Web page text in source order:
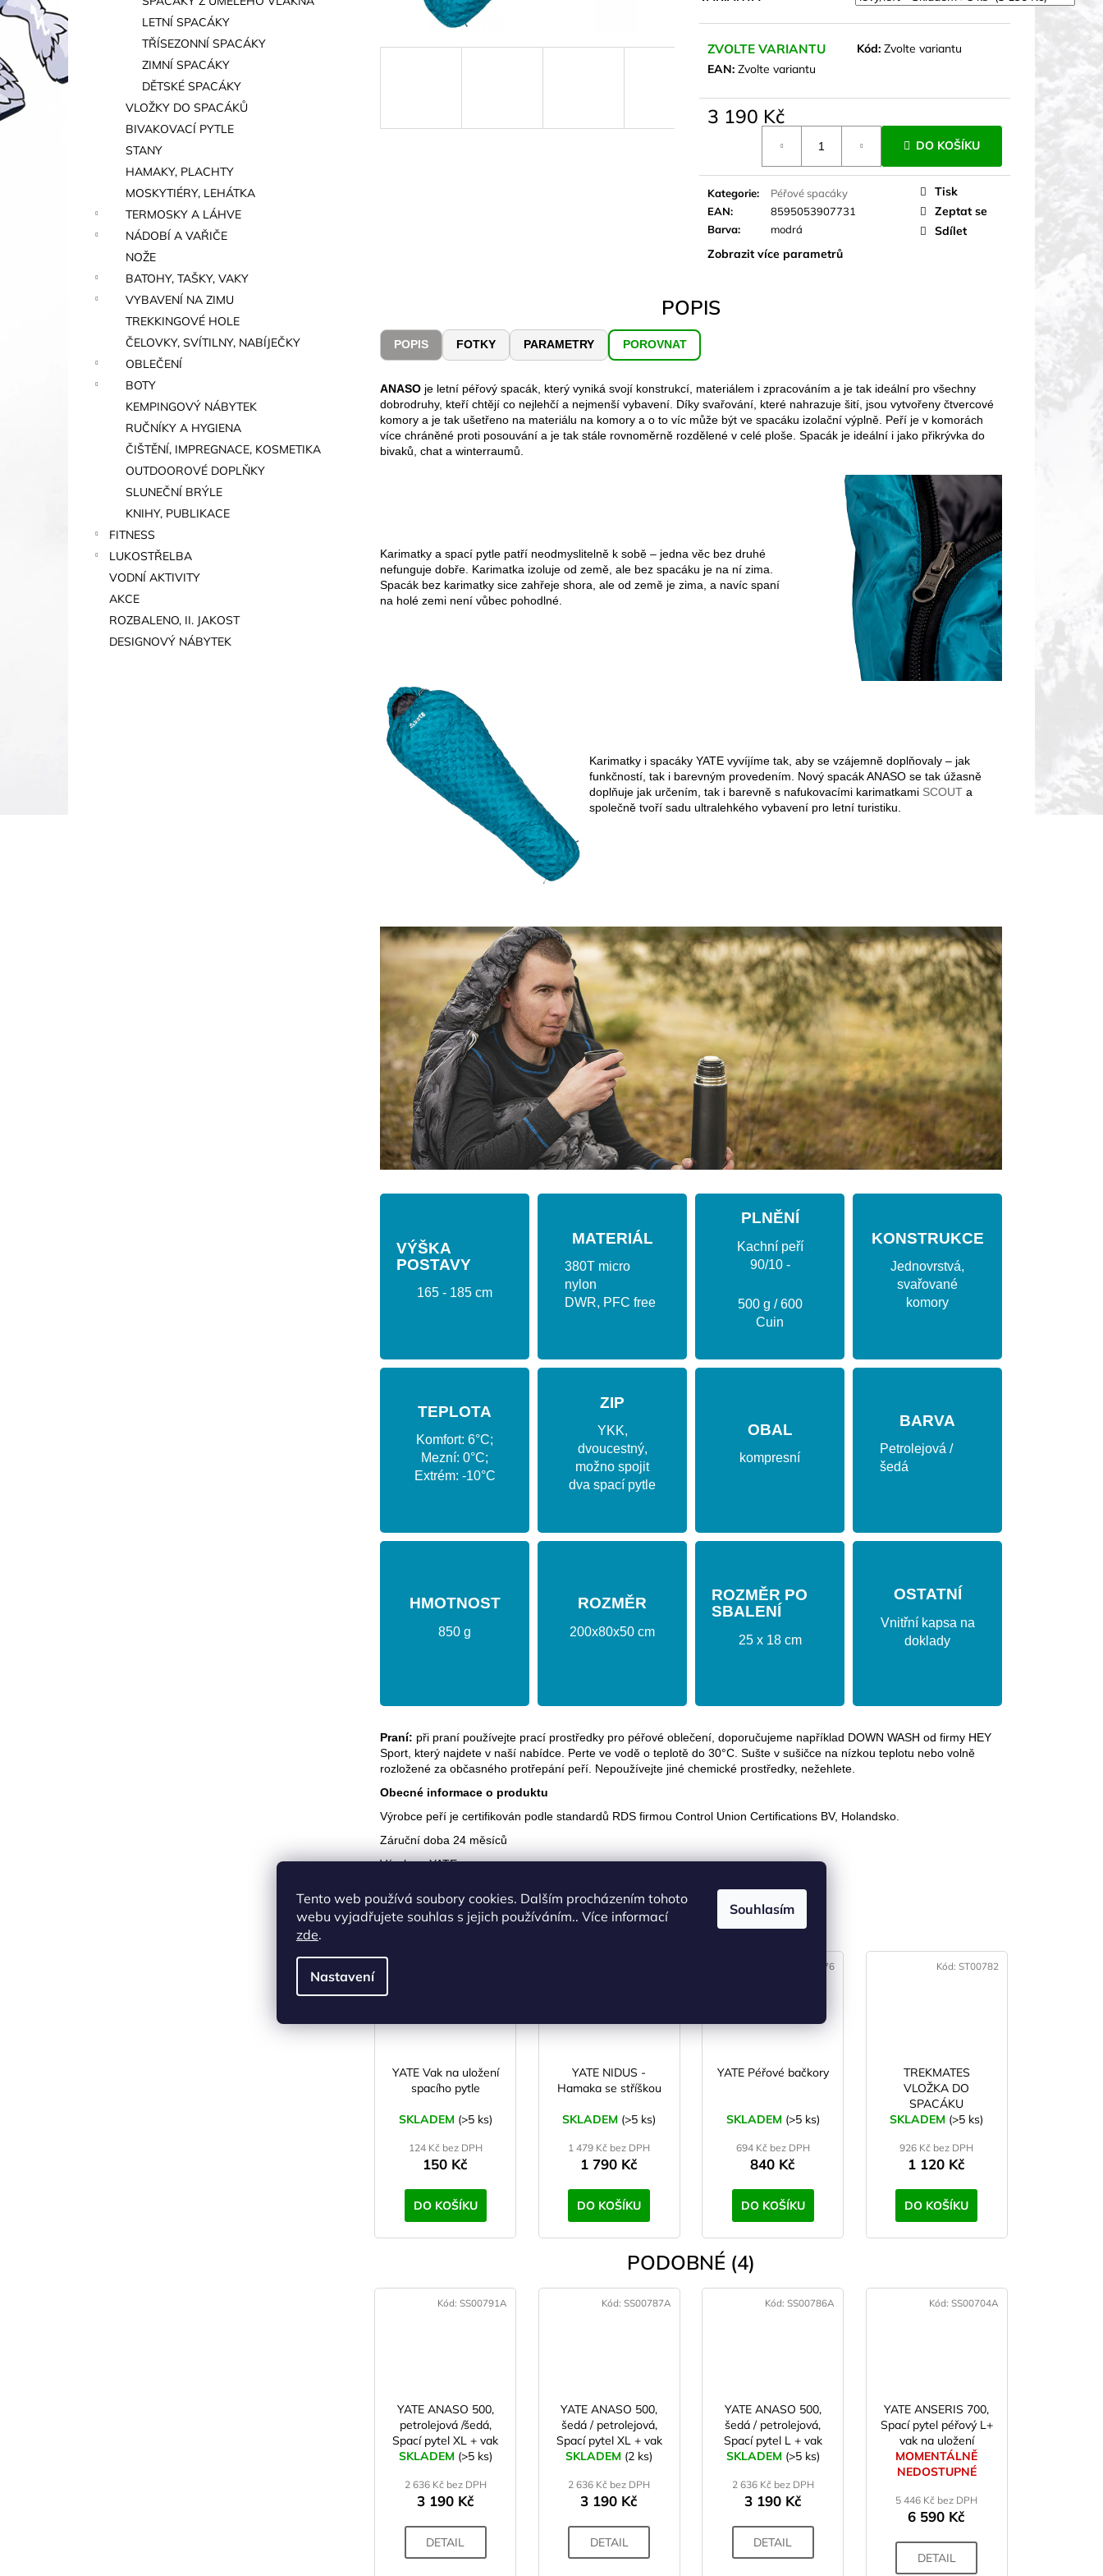
Tento web používá soubory cookies. Dalším procházením tohoto
webu vyjadřujete souhlas s jejich používáním.. Více informací
zde.
Nastavení
Souhlasím
a
n
e
l
LETNÍ SPACÁKY
TŘÍSEZONNÍ SPACÁKY
ZIMNÍ SPACÁKY
DĚTSKÉ SPACÁKY
VLOŽKY DO SPACÁKŮ
BIVAKOVACÍ PYTLE
STANY
HAMAKY, PLACHTY
MOSKYTIÉRY, LEHÁTKA
TERMOSKY A LÁHVE
NÁDOBÍ A VAŘIČE
NOŽE
BATOHY, TAŠKY, VAKY
VYBAVENÍ NA ZIMU
TREKKINGOVÉ HOLE
ČELOVKY, SVÍTILNY, NABÍJEČKY
OBLEČENÍ
BOTY
KEMPINGOVÝ NÁBYTEK
RUČNÍKY A HYGIENA
ČIŠTĚNÍ, IMPREGNACE, KOSMETIKA
OUTDOOROVÉ DOPLŇKY
SLUNEČNÍ BRÝLE
KNIHY, PUBLIKACE
FITNESS
LUKOSTŘELBA
VODNÍ AKTIVITY
AKCE
ROZBALENO, II. JAKOST
DESIGNOVÝ NÁBYTEK
ZVOLTE VARIANTU Kód: Zvolte variantu
EAN: Zvolte variantu
3 190 Kč
DO KOŠÍKU
Kategorie:
Péřové spacáky
EAN:
8595053907731
Barva: modrá
Zobrazit více parametrů
Tisk
Zeptat se
Sdílet
POPIS
POPIS FOTKY PARAMETRY POROVNAT
ANASO je letní péřový spacák, který vyniká svojí konstrukcí, materiálem i zpracováním a je tak ideální pro všechny
dobrodruhy, kteří chtějí co nejlehčí a nejmenší vybavení. Díky svařování, které nahrazuje šití, jsou vytvořeny čtvercové
komory a je tak ušetřeno na materiálu na komory a o to víc může být ve spacáku izolační výplně. Peří je v komorách
více chráněné proti posouvání a je tak stále rovnoměrně rozdělené v celé ploše. Spacák je ideální i jako přikrývka do
bivaků, chat a winterraumů.
Karimatky a spací pytle patří neodmyslitelně k sobě – jedna věc bez druhé
nefunguje dobře. Karimatka izoluje od země, ale bez spacáku je na ní zima.
Spacák bez karimatky sice zahřeje shora, ale od země je zima, a navíc spaní
na holé zemi není vůbec pohodlné.
Karimatky i spacáky YATE vyvíjíme tak, aby se vzájemně doplňovaly – jak
funkčností, tak i barevným provedením. Nový spacák ANASO se tak úžasně
doplňuje jak určením, tak i barevně s nafukovacími karimatkami SCOUTa
společně tvoří sadu ultralehkého vybavení pro letní turistiku.
VÝŠKA
POSTAVY
165 - 185 cm
MATERIÁL
380T micro
nylon
DWR, PFC free
PLNĚNÍ
Kachní peří
90/10 -
500 g / 600
Cuin
KONSTRUKCE
Jednovrstvá,
svařované
komory
TEPLOTA
Komfort: 6°C;
Mezní: 0°C;
Extrém: -10°C
ZIP
YKK,
dvoucestný,
možno spojit
dva spací pytle
OBAL
kompresní
BARVA
Petrolejová /
šedá
HMOTNOST
850 g
ROZMĚR
200x80x50 cm
ROZMĚR PO
SBALENÍ
25 x 18 cm
OSTATNÍ
Vnitřní kapsa na
doklady
Praní: při praní používejte prací prostředky pro péřové oblečení, doporučujeme například DOWN WASH od firmy HEY
Sport, který najdete v naší nabídce. Perte ve vodě o teplotě do 30°C. Sušte v sušičce na nízkou teplotu nebo volně
rozložené za občasného protřepání peří. Nepoužívejte jiné chemické prostředky, nežehlete.
Obecné informace o produktu
Výrobce peří je certifikován podle standardů RDS firmou Control Union Certifications BV, Holandsko.
Záruční doba 24 měsíců
Výrobce: YATE
SOUVISEJÍCÍ (4)
YATE Vak na uložení
spacího pytle
SKLADEM (>5 ks)
124 Kč bez DPH
150 Kč
DO KOŠÍKU
YATE NIDUS -
Hamaka se stříškou
SKLADEM (>5 ks)
1 479 Kč bez DPH
1 790 Kč
DO KOŠÍKU
YATE Péřové bačkory
SKLADEM (>5 ks)
694 Kč bez DPH
840 Kč
DO KOŠÍKU
SS00776
TREKMATES
VLOŽKA DO
SPACÁKU
BAVLNĚNÁ
SKLADEM (>5 ks)
926 Kč bez DPH
1 120 Kč
DO KOŠÍKU
Kód: ST00782
PODOBNÉ (4)
YATE ANASO 500,
petrolejová /šedá,
Spací pytel XL + vak
na uložení
SKLADEM (>5 ks)
2 636 Kč bez DPH
3 190 Kč
DETAIL
Kód:SS00791A
YATE ANASO 500,
šedá / petrolejová,
Spací pytel XL + vak
na uložení
SKLADEM (2 ks)
2 636 Kč bez DPH
3 190 Kč
DETAIL
Kód: SS00787A
YATE ANASO 500,
šedá / petrolejová,
Spací pytel L + vak
na uložení
SKLADEM (>5 ks)
2 636 Kč bez DPH
3 190 Kč
DETAIL
Kód:SS00786A
YATE ANSERIS 700,
Spací pytel péřový L+
vak na uložení
MOMENTÁLNĚ
NEDOSTUPNÉ
5 446 Kč bez DPH
6 590 Kč
DETAIL
Kód: SS00704A